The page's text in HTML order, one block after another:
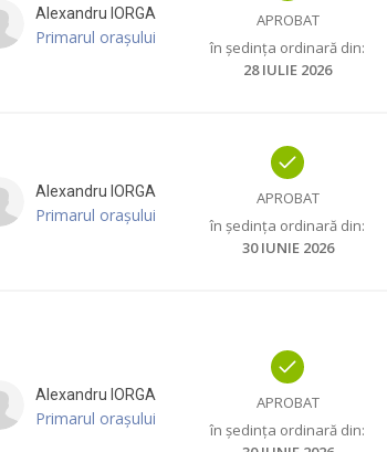
Alexandru IORGA
Primarul orașului
APROBAT
în ședința ordinară din:
28 IULIE 2026
Alexandru IORGA
Primarul orașului
APROBAT
în ședința ordinară din:
30 IUNIE 2026
Alexandru IORGA
Primarul orașului
APROBAT
în ședința ordinară din: